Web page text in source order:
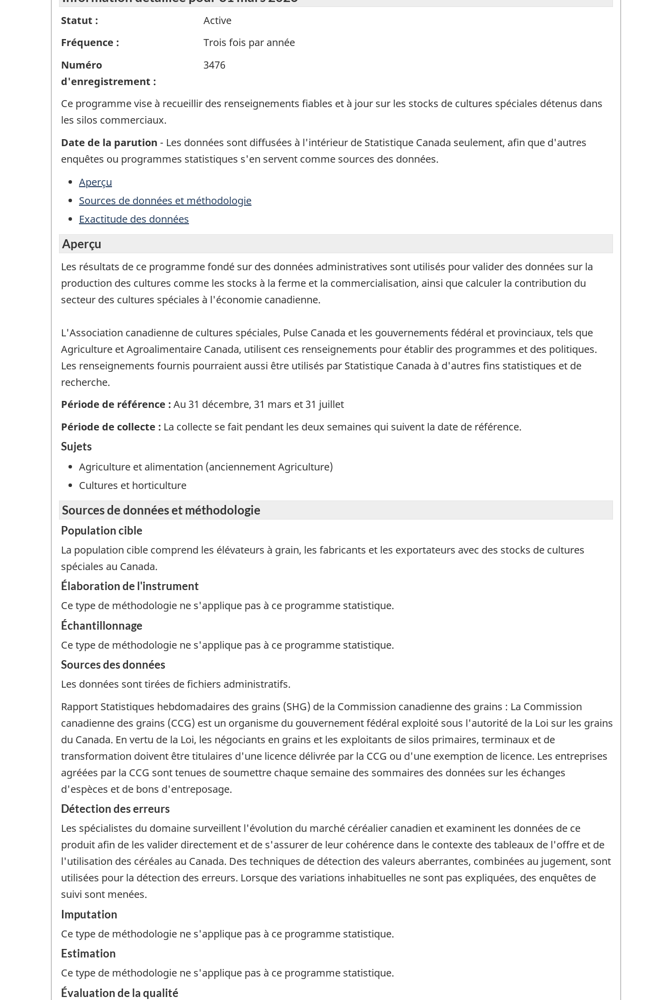
Statut :
Active
Fréquence :
Trois fois par année
Numéro
d'enregistrement :
3476
Ce programme vise à recueillir des renseignements fiables et à jour sur les stocks de cultures spéciales détenus dans
les silos commerciaux.
Date de la parution - Les données sont diffusées à l'intérieur de Statistique Canada seulement, afin que d'autres
enquêtes ou programmes statistiques s'en servent comme sources des données.
Aperçu
Sources de données et méthodologie
Exactitude des données
Aperçu
Les résultats de ce programme fondé sur des données administratives sont utilisés pour valider des données sur la
production des cultures comme les stocks à la ferme et la commercialisation, ainsi que calculer la contribution du
secteur des cultures spéciales à l'économie canadienne.
L'Association canadienne de cultures spéciales, Pulse Canada et les gouvernements fédéral et provinciaux, tels que
Agriculture et Agroalimentaire Canada, utilisent ces renseignements pour établir des programmes et des politiques.
Les renseignements fournis pourraient aussi être utilisés par Statistique Canada à d'autres fins statistiques et de
recherche.
Période de référence : Au 31 décembre, 31 mars et 31 juillet
Période de collecte : La collecte se fait pendant les deux semaines qui suivent la date de référence.
Sujets
Agriculture et alimentation (anciennement Agriculture)
Cultures et horticulture
Sources de données et méthodologie
Population cible
La population cible comprend les élévateurs à grain, les fabricants et les exportateurs avec des stocks de cultures
spéciales au Canada.
Élaboration de l'instrument
Ce type de méthodologie ne s'applique pas à ce programme statistique.
Échantillonnage
Ce type de méthodologie ne s'applique pas à ce programme statistique.
Sources des données
Les données sont tirées de fichiers administratifs.
Rapport Statistiques hebdomadaires des grains (SHG) de la Commission canadienne des grains : La Commission
canadienne des grains (CCG) est un organisme du gouvernement fédéral exploité sous l'autorité de la Loi sur les grains
du Canada. En vertu de la Loi, les négociants en grains et les exploitants de silos primaires, terminaux et de
transformation doivent être titulaires d'une licence délivrée par la CCG ou d'une exemption de licence. Les entreprises
agréées par la CCG sont tenues de soumettre chaque semaine des sommaires des données sur les échanges
d'espèces et de bons d'entreposage.
Détection des erreurs
Les spécialistes du domaine surveillent l'évolution du marché céréalier canadien et examinent les données de ce
produit afin de les valider directement et de s'assurer de leur cohérence dans le contexte des tableaux de l'offre et de
l'utilisation des céréales au Canada. Des techniques de détection des valeurs aberrantes, combinées au jugement, sont
utilisées pour la détection des erreurs. Lorsque des variations inhabituelles ne sont pas expliquées, des enquêtes de
suivi sont menées.
Imputation
Ce type de méthodologie ne s'applique pas à ce programme statistique.
Estimation
Ce type de méthodologie ne s'applique pas à ce programme statistique.
Évaluation de la qualité